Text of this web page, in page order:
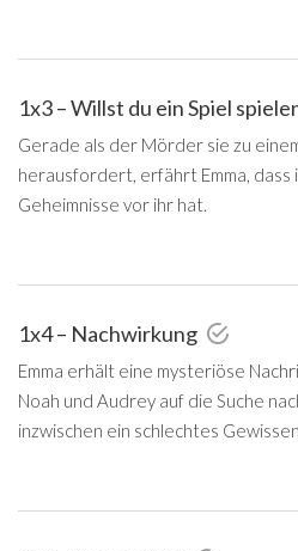
1x3 – Willst du ein Spiel
Gerade als der Mörder sie zu
herausfordert, erfährt Emma,
Geheimnisse vor ihr hat.
1x4 – Nachwirkung
Emma erhält eine mysteriöse
Noah und Audrey auf die Suche
inzwischen ein schlechtes Gewissen.